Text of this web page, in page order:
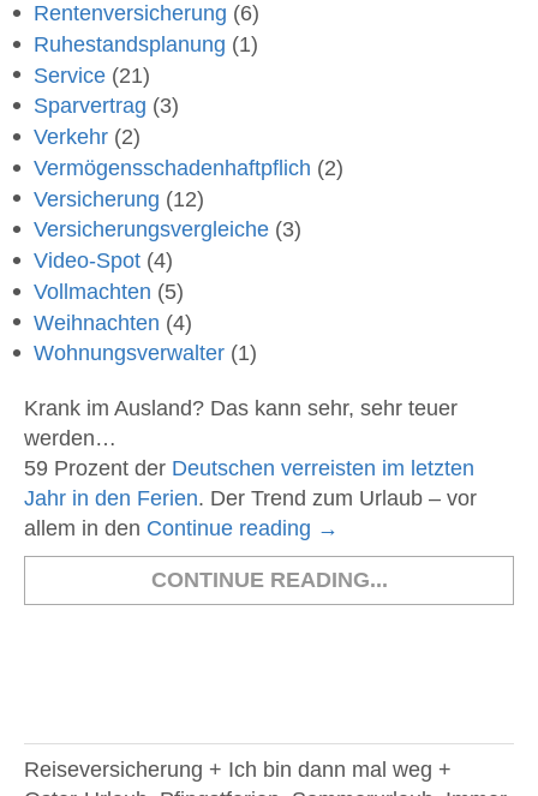
Rentenversicherung (6)
Ruhestandsplanung (1)
Service (21)
Sparvertrag (3)
Verkehr (2)
Vermögensschadenhaftpflich (2)
Versicherung (12)
Versicherungsvergleiche (3)
Video-Spot (4)
Vollmachten (5)
Weihnachten (4)
Wohnungsverwalter (1)
Krank im Ausland? Das kann sehr, sehr teuer
werden…
59 Prozent der Deutschen verreisten im letzten
Jahr in den Ferien. Der Trend zum Urlaub – vor
allem in den Continue reading →
CONTINUE READING...
Reiseversicherung + Ich bin dann mal weg +